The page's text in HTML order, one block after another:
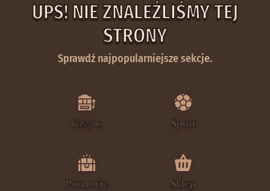
UPS! NIE ZNALEŹLIŚMY TEJ
STRONY
Sprawdź najpopularniejsze sekcje.
Kasyno Sport
Promocje Sklep